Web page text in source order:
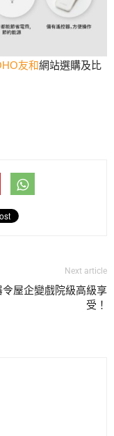
友和網站選購及比
Next article
令屋企變戲院級高級享
受！